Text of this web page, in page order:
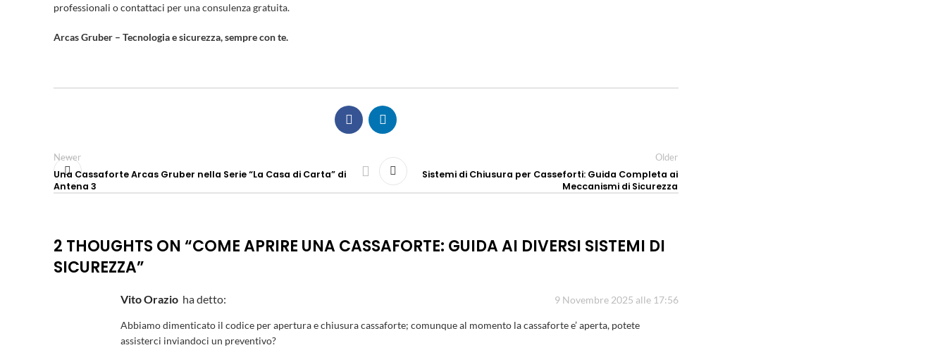
professionali ocontattaci per una consulenza gratuita.
Arcas Gruber – Tecnologia e sicurezza, sempre con te.
Newer
Una Cassaforte Arcas Gruber nella Serie “La Casa di Carta” di
Antena 3
Older
Sistemi di Chiusura per Casseforti: Guida Completa ai
Meccanismi di Sicurezza
2 THOUGHTS ON “COME APRIRE UNA CASSAFORTE: GUIDA AI DIVERSI SISTEMI DI
SICUREZZA”
Vito Orazio ha detto: 9 Novembre 2025 alle 17:56
Abbiamo dimenticato il codice per apertura e chiusura cassaforte; comunque al momento la cassaforte e’ aperta, potete
assisterci inviandoci un preventivo?